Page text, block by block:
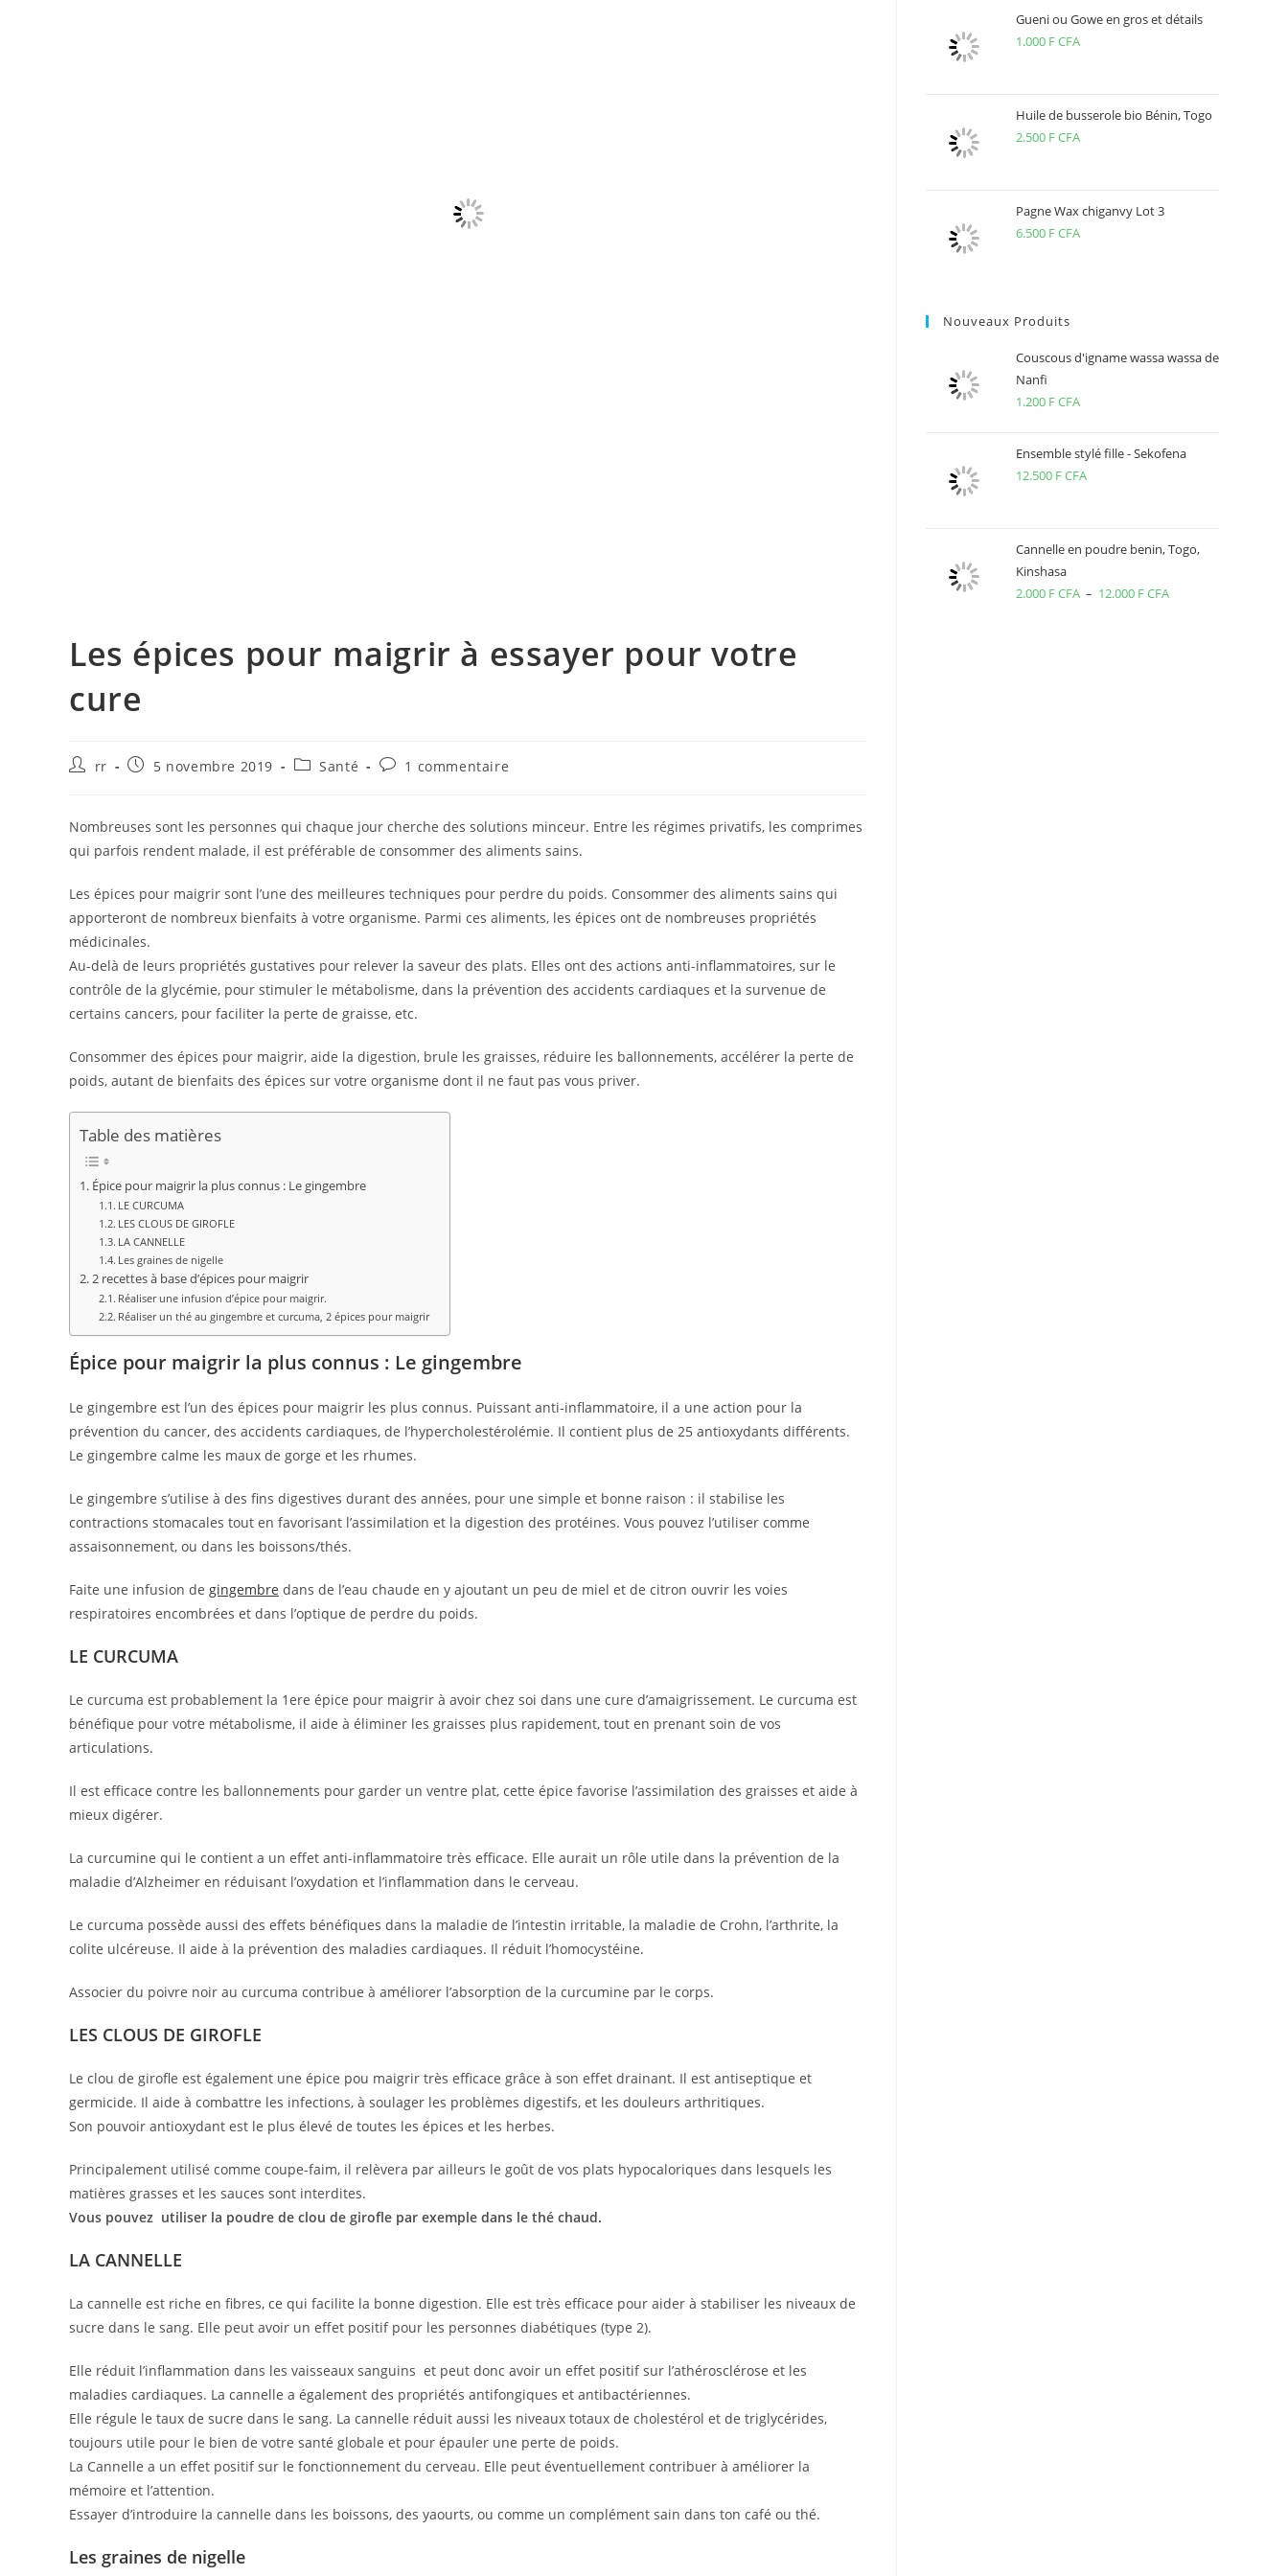
Les épices pour maigrir à essayer pour votre
cure
Auteur/autrice
publication :
rr
Publication
5 novembre 2019
PostSanté
Commentaires
publication :
1 commentaire
Nombreuses sont les personnes qui chaque jour cherche des solutions minceur. Entre les régimes privatifs, les comprimes
qui parfois rendent malade, il est préférable de consommer des aliments sains.
Les épices pour maigrir sont l’une des meilleures techniques pour perdre du poids. Consommer des aliments sains qui
apporteront de nombreux bienfaits à votre organisme. Parmi ces aliments, les épices ont de nombreuses propriétés
médicinales.
Au-delà de leurs propriétés gustatives pour relever la saveur des plats. Elles ont des actions anti-inflammatoires, sur le
contrôle de la glycémie, pour stimuler le métabolisme, dans la prévention des accidents cardiaques et la survenue de
certains cancers, pour faciliter la perte de graisse, etc.
Consommer des épices pour maigrir, aide la digestion, brule les graisses, réduire les ballonnements, accélérer la perte de
poids, autant de bienfaits des épices sur votre organisme dont il ne faut pas vous priver.
Table des matières
Épice pour maigrir la plus connus : Le gingembre
LE CURCUMA
LES CLOUS DE GIROFLE
LA CANNELLE
Les graines de nigelle
2 recettes à base d’épices pour maigrir
Réaliser une infusion d’épice pour maigrir.
Réaliser un thé au gingembre et curcuma, 2 épices pour maigrir
Épice pour maigrir la plus connus : Le gingembre
Le gingembre est l’un des épices pour maigrir les plus connus. Puissant anti-inflammatoire, il a une action pour la
prévention du cancer, des accidents cardiaques, de l’hypercholestérolémie. Il contient plus de 25 antioxydants différents.
Le gingembre calme les maux de gorge et les rhumes.
Le gingembre s’utilise à des fins digestives durant des années, pour une simple et bonne raison : il stabilise les
contractions stomacales tout en favorisant l’assimilation et la digestion des protéines. Vous pouvez l’utiliser comme
assaisonnement, ou dans les boissons/thés.
Faite une infusion de gingembre dans de l’eau chaude en y ajoutant un peu de miel et de citron ouvrir les voies
respiratoires encombrées et dans l’optique de perdre du poids.
LE CURCUMA
Le curcuma est probablement la 1ere épice pour maigrir à avoir chez soi dans une cure d’amaigrissement. Le curcuma est
bénéfique pour votre métabolisme, il aide à éliminer les graisses plus rapidement, tout en prenant soin de vos
articulations.
Il est efficace contre les ballonnements pour garder un ventre plat, cette épice favorise l’assimilation des graisses et aide à
mieux digérer.
La curcumine qui le contient a un effet anti-inflammatoire très efficace. Elle aurait un rôle utile dans la prévention de la
maladie d’Alzheimer en réduisant l’oxydation et l’inflammation dans le cerveau.
Le curcuma possède aussi des effets bénéfiques dans la maladie de l’intestin irritable, la maladie de Crohn, l’arthrite, la
colite ulcéreuse. Il aide à la prévention des maladies cardiaques. Il réduit l’homocystéine.
Associer du poivre noir au curcuma contribue à améliorer l’absorption de la curcumine par le corps.
LES CLOUS DE GIROFLE
Le clou de girofle est également une épice pou maigrir très efficace grâce à son effet drainant. Il est antiseptique et
germicide. Il aide à combattre les infections, à soulager les problèmes digestifs, et les douleurs arthritiques.
Son pouvoir antioxydant est le plus élevé de toutes les épices et les herbes.
Principalement utilisé comme coupe-faim, il relèvera par ailleurs le goût de vos plats hypocaloriques dans lesquels les
matières grasses et les sauces sont interdites.
Vous pouvez utiliser la poudre de clou de girofle par exemple dans le thé chaud.
LA CANNELLE
La cannelle est riche en fibres, ce qui facilite la bonne digestion. Elle est très efficace pour aider à stabiliser les niveaux de
sucre dans le sang. Elle peut avoir un effet positif pour les personnes diabétiques (type 2).
Elle réduit l’inflammation dans les vaisseaux sanguins et peut donc avoir un effet positif sur l’athérosclérose et les
maladies cardiaques. La cannelle a également des propriétés antifongiques et antibactériennes.
Elle régule le taux de sucre dans le sang. La cannelle réduit aussi les niveaux totaux de cholestérol et de triglycérides,
toujours utile pour le bien de votre santé globale et pour épauler une perte de poids.
La Cannelle a un effet positif sur le fonctionnement du cerveau. Elle peut éventuellement contribuer à améliorer la
mémoire et l’attention.
Essayer d’introduire la cannelle dans les boissons, des yaourts, ou comme un complément sain dans ton café ou thé.
Les graines de nigelle
Gueni ou Gowe en gros et détails
1.000 F CFA
Huile de busserole bio Bénin, Togo
2.500 F CFA
Pagne Wax chiganvy Lot 3
6.500 F CFA
Nouveaux Produits
Couscous d'igname wassa wassa de
Nanfi
1.200 F CFA
Ensemble stylé fille - Sekofena
12.500 F CFA
Cannelle en poudre benin, Togo,
Kinshasa
2.000 F CFA – 12.000 F CFAPlage